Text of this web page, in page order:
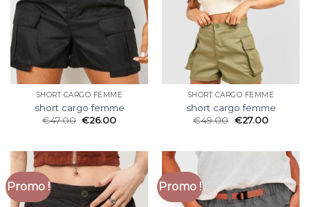
SHORT CARGO FEMME
short cargo femme
€47.00 €26.00
SHORT CARGO FEMME
short cargo femme
€49.00 €27.00
Promo ! Promo !